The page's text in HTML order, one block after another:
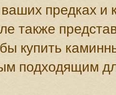
предках и
также
купить
подходящим